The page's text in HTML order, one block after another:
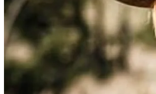
Udforsk naturen
Himmerlandsbyer
DET SKER
Planlæg din ferie
Book Oplevelser
Praktisk info